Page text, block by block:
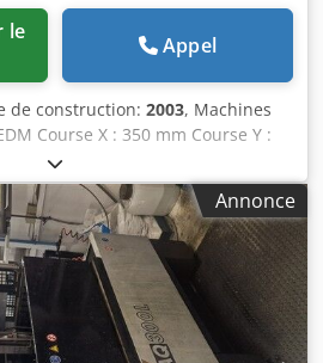
Appel
de construction: 2003, Machines
Course X : 350 mm Course Y :
Ab Eor Course Z : 256 mm
la pièce X : 750 mm Dimensions
: 550 mm Dimensions maximales
maximal de la pièce : 450 kg
Annonce